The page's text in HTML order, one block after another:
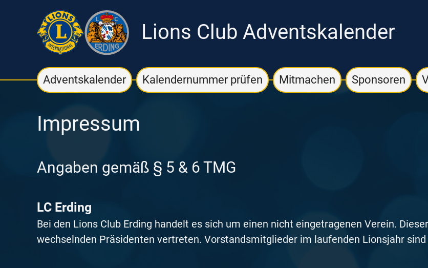
Lions Club Adventskalender
Adventskalender Kalendernummer prüfen Mitmachen Sponsoren
Impressum
Angaben gemäß § 5 & 6 TMG
LC Erding
Bei den Lions Club Erding handelt es sich um einen nicht eingetragenen Verein.
wechselnden Präsidenten vertreten. Vorstandsmitglieder im laufenden Lionsjahr sind